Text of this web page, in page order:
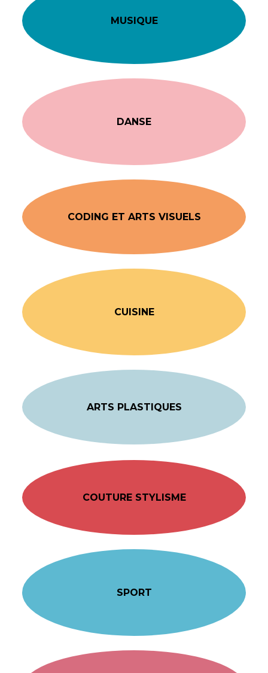
MUSIQUE
DANSE
CODING ET ARTS VISUELS
CUISINE
ARTS PLASTIQUES
COUTURE STYLISME
SPORT